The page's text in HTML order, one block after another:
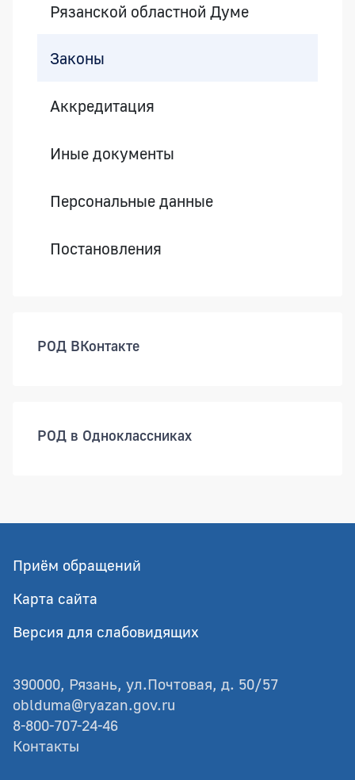
Рязанской областной Думе
Законы
Аккредитация
Иные документы
Персональные данные
Постановления
РОД ВКонтакте
РОД в Одноклассниках
Приём обращений
Карта сайта
Версия для слабовидящих
390000, Рязань, ул.Почтовая, д. 50/57
oblduma@ryazan.gov.ru
8-800-707-24-46
Контакты